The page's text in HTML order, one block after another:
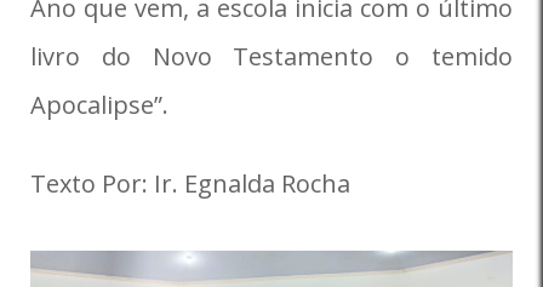
Ano que vem, a escola inicia com o último
livro do Novo Testamento o temido
Apocalipse”.
Texto Por: Ir. Egnalda Rocha